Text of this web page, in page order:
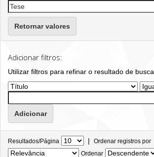
Retornar valores
Adicionar filtros:
Utilizar filtros para refinar o resultado de busca.
Resultados/Página | Ordenar registros por
Ordenar